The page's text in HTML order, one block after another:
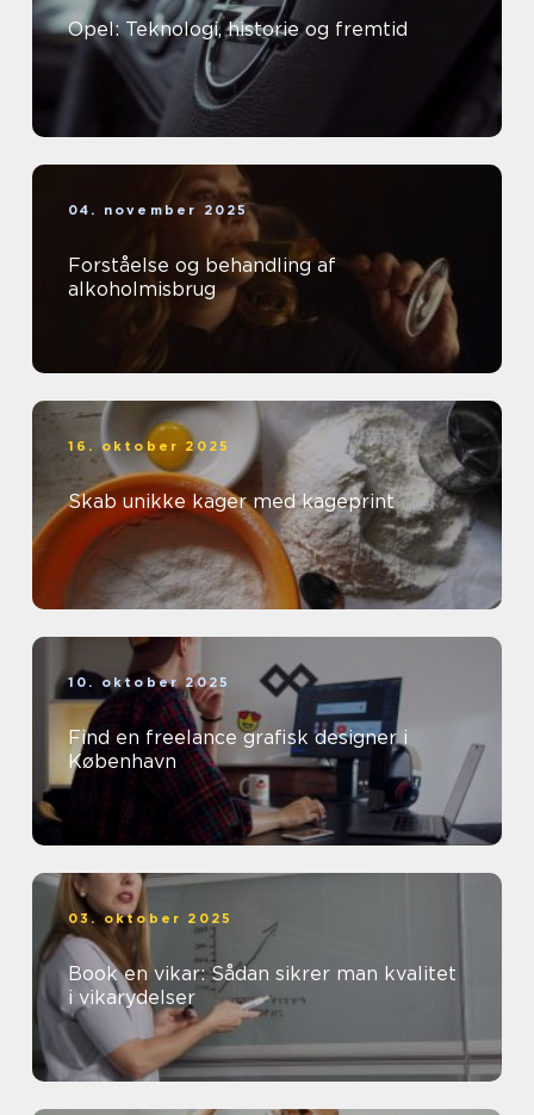
Opel: Teknologi, historie og fremtid
04. november 2025
Forståelse og behandling af
alkoholmisbrug
16. oktober 2025
Skab unikke kager med kageprint
10. oktober 2025
Find en freelance grafisk designer i
København
03. oktober 2025
Book en vikar: Sådan sikrer man kvalitet
i vikarydelser